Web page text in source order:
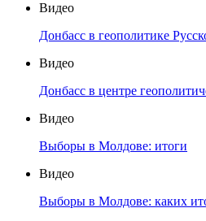
Видео
Донбасс в геополитике
Видео
Донбасс в центре
Видео
Выборы в Молдове: итоги
Видео
Выборы в Молдове: каких